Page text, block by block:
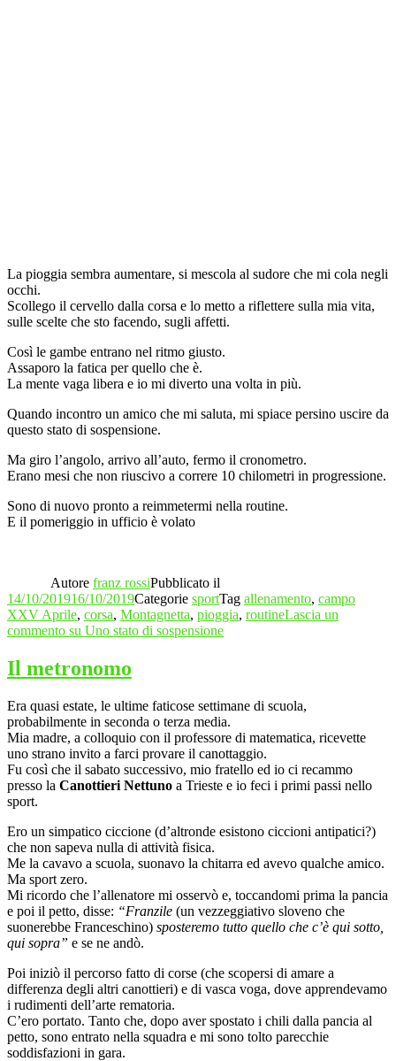
La pioggia sembra aumentare, si mescola al sudore che mi cola negli
occhi.
Scollego il cervello dalla corsa e lo metto a riflettere sulla mia vita,
sulle scelte che sto facendo, sugli affetti.
Così le gambe entrano nel ritmo giusto.
Assaporo la fatica per quello che è.
La mente vaga libera e io mi diverto una volta in più.
Quando incontro un amico che mi saluta, mi spiace persino uscire da
questo stato di sospensione.
Ma giro l’angolo, arrivo all’auto, fermo il cronometro.
Erano mesi che non riuscivo a correre 10 chilometri in progressione.
Sono di nuovo pronto a reimmetermi nella routine.
E il pomeriggio in ufficio è volato
Autore franz rossiPubblicato il
14/10/201916/10/2019Categorie sportTag allenamento, campo
XXV Aprile, corsa, Montagnetta, pioggia, routineLascia un
commento su Uno stato di sospensione
Il metronomo
Era quasi estate, le ultime faticose settimane di scuola,
probabilmente in seconda o terza media.
Mia madre, a colloquio con il professore di matematica, ricevette
uno strano invito a farci provare il canottaggio.
Fu così che il sabato successivo, mio fratello ed io ci recammo
presso la Canottieri Nettuno a Trieste e io feci i primi passi nello
sport.
Ero un simpatico ciccione (d’altronde esistono ciccioni antipatici?)
che non sapeva nulla di attività fisica.
Me la cavavo a scuola, suonavo la chitarra ed avevo qualche amico.
Ma sport zero.
Mi ricordo che l’allenatore mi osservò e, toccandomi prima la pancia
e poi il petto, disse: “Franzile (un vezzeggiativo sloveno che
suonerebbe Franceschino) sposteremo tutto quello che c’è qui sotto,
qui sopra” e se ne andò.
Poi iniziò il percorso fatto di corse (che scopersi di amare a
differenza degli altri canottieri) e di vasca voga, dove apprendevamo
i rudimenti dell’arte rematoria.
C’ero portato. Tanto che, dopo aver spostato i chili dalla pancia al
petto, sono entrato nella squadra e mi sono tolto parecchie
soddisfazioni in gara.